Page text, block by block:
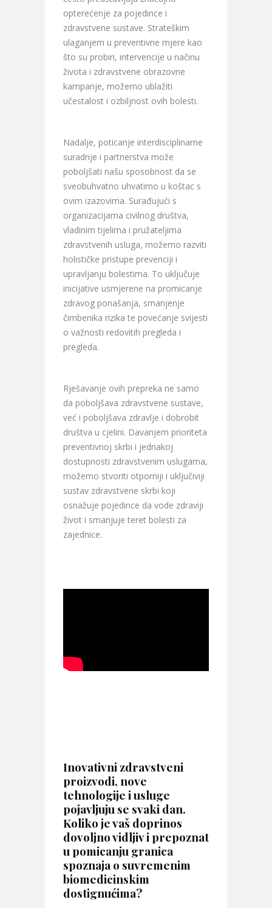
opterećenje za pojedince i
zdravstvene sustave. Strateškim
ulaganjem u preventivne mjere kao
što su probiri, intervencije u načinu
života i zdravstvene obrazovne
kampanje, možemo ublažiti
učestalost i ozbiljnost ovih bolesti.
Nadalje, poticanje interdisciplinarne
suradnje i partnerstva može
poboljšati našu sposobnost da se
sveobuhvatno uhvatimo u koštac s
ovim izazovima. Surađujući s
organizacijama civilnog društva,
vladinim tijelima i pružateljima
zdravstvenih usluga, možemo razviti
holističke pristupe prevenciji i
upravljanju bolestima. To uključuje
inicijative usmjerene na promicanje
zdravog ponašanja, smanjenje
čimbenika rizika te povećanje svijesti
o važnosti redovitih pregleda i
pregleda.
Rješavanje ovih prepreka ne samo
da poboljšava zdravstvene sustave,
već i poboljšava zdravlje i dobrobit
društva u cjelini. Davanjem prioriteta
preventivnoj skrbi i jednakoj
dostupnosti zdravstvenim uslugama,
možemo stvoriti otporniji i uključiviji
sustav zdravstvene skrbi koji
osnažuje pojedince da vode zdraviji
život i smanjuje teret bolesti za
zajednice.
Inovativni zdravstveni
proizvodi, nove
tehnologije i usluge
pojavljuju se svaki dan.
Koliko je vaš doprinos
dovoljno vidljiv i prepoznat
u pomicanju granica
spoznaja o suvremenim
biomedicinskim
dostignućima?